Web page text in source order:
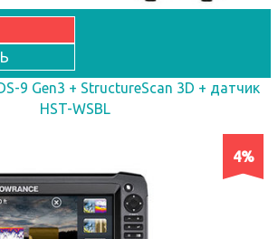
9 Gen3 + StructureScan 3D + датчик
HST-WSBL
4%